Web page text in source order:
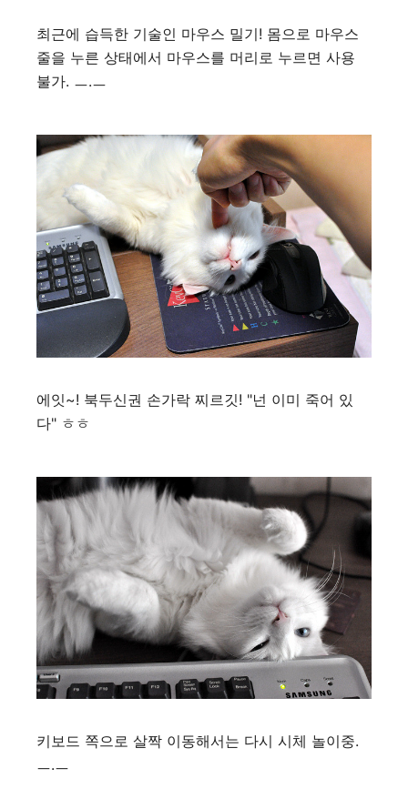
최근에 습득한 기술인 마우스 밀기! 몸으로 마우스
줄을 누른 상태에서 마우스를 머리로 누르면 사용
불가. ㅡ.ㅡ
에잇~! 북두신권 손가락 찌르깃! "넌 이미 죽어 있
다" ㅎㅎ
키보드 쪽으로 살짝 이동해서는 다시 시체 놀이중.
ㅡ.ㅡ